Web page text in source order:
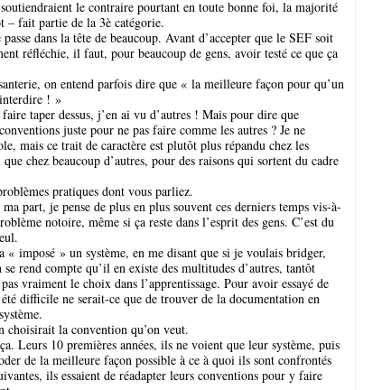
le contraire pourtant en toute bonne foi, la majorité
– fait partie de la 3è catégorie.
dans la tête de beaucoup. Avant d’accepter que le SEF soit
réfléchie, il faut, pour beaucoup de gens, avoir testé ce que ça
on entend parfois dire que « la meilleure façon pour qu’un
! »
taper dessus, j’en ai vu d’autres ! Mais pour dire que
juste pour ne pas faire comme les autres ? Je ne
mais ce trait de caractère est plutôt plus répandu chez les
chez beaucoup d’autres, pour des raisons qui sortent du cadre
pratiques dont vous parliez.
part, je pense de plus en plus souvent ces derniers temps vis-à-
notoire, même si ça reste dans l’esprit des gens. C’est du
« imposé » un système, en me disant que si je voulais bridger,
rend compte qu’il en existe des multitudes d’autres, tantôt
vraiment le choix dans l’apprentissage. Pour avoir essayé de
difficile ne serait-ce que de trouver de la documentation en
choisirait la convention qu’on veut.
Leurs 10 premières années, ils ne voient que leur système, puis
de la meilleure façon possible à ce à quoi ils sont confrontés
ils essaient de réadapter leurs conventions pour y faire